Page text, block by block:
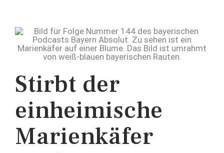
Stirbt der
einheimische
Marienkäfer